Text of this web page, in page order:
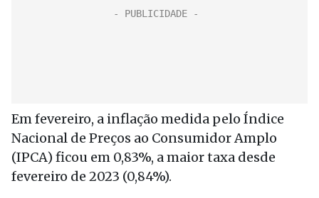
Em fevereiro, a inflação medida pelo Índice
Nacional de Preços ao Consumidor Amplo
(IPCA) ficou em 0,83%, a maior taxa desde
fevereiro de 2023 (0,84%).